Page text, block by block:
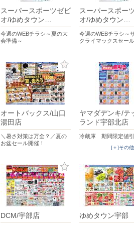
スーパースポーツゼビ
オ/ゆめタウン…
今週のWEBチラシ～夏の大
会準備～
スーパースポー
オ/ゆめタウン…
今週のWEBチラシ～
クライマックスセー
オートバックス/山口
湯田店
＼暑さ対策は万全？／夏の
お盆セール開催！
ヤマダデンキ/テ
ランド宇部北店
冷蔵庫 期間限定値
[＋]その
DCM/宇部店 ゆめタウン宇部